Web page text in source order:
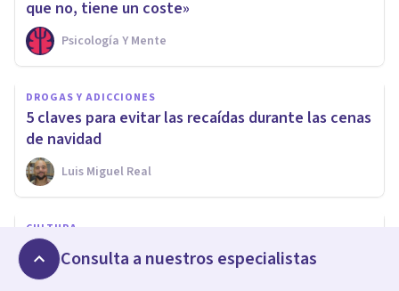
que no, tiene un coste»
Psicología Y Mente
DROGAS Y ADICCIONES
5 claves para evitar las recaídas durante las cenas
de navidad
Luis Miguel Real
CULTURA
Los 10 artistas barrocos más importantes
Consulta a nuestros especialistas